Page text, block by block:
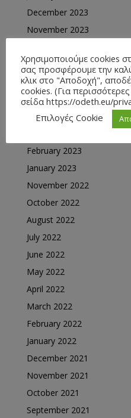
December 2023
November 2023
September 2023
August 2023
June 2023
May 2023
February 2023
January 2023
November 2022
October 2022
August 2022
July 2022
June 2022
May 2022
April 2022
March 2022
February 2022
January 2022
December 2021
November 2021
October 2021
September 2021
Χρησιμοποιούμε cookies
σας προσφέρουμε την
κλικ στο "Αποδοχή",
cookies. (Για περισσότερες
σείδα https://odeth.eu/
Επιλογές Cookie